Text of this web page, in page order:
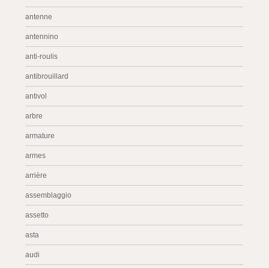
antenne
antennino
anti-roulis
antibrouillard
antivol
arbre
armature
armes
arrière
assemblaggio
assetto
asta
audi